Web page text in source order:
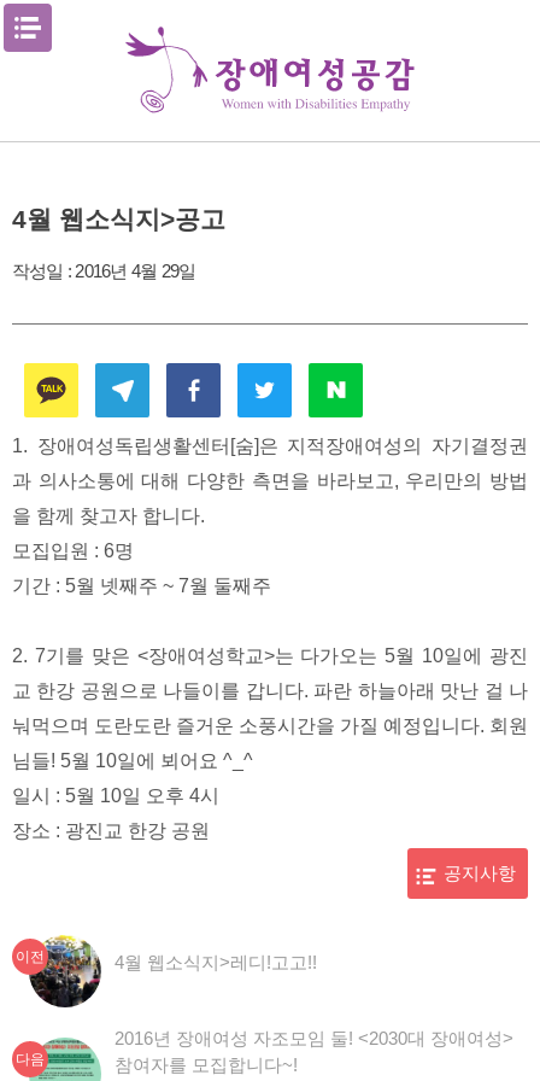
Skip
4월 웹소식지>공고
작성일 : 2016년 4월 29일
1. 장애여성독립생활센터[숨]은 지적장애여성의 자기결정권
과 의사소통에 대해 다양한 측면을 바라보고, 우리만의 방법
을 함께 찾고자 합니다.
모집입원 : 6명
기간 : 5월 넷째주 ~ 7월 둘째주
2. 7기를 맞은 <장애여성학교>는 다가오는 5월 10일에 광진
교 한강 공원으로 나들이를 갑니다. 파란 하늘아래 맛난 걸 나
눠먹으며 도란도란 즐거운 소풍시간을 가질 예정입니다. 회원
님들! 5월 10일에 뵈어요 ^_^
일시 : 5월 10일 오후 4시
장소 : 광진교 한강 공원
공지사항
글
탐
색
이전
이
전
글:
4월 웹소식지>레디!고고!!
다음
2016년 장애여성 자조모임 둘! <2030대 장애여성>
참여자를 모집합니다~!